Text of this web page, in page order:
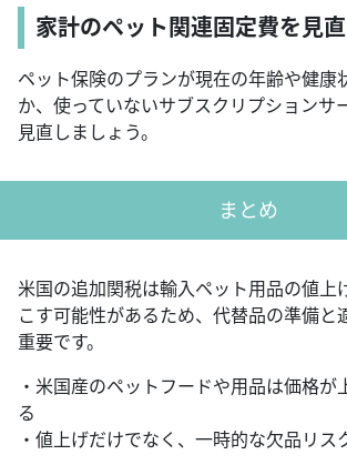
家計のペット関連固定費を見
ペット保険のプランが現在の年齢や健康
か、使っていないサブスクリプションサ
見直しましょう。
まとめ
米国の追加関税は輸入ペット用品の値上
こす可能性があるため、代替品の準備と
重要です。
・米国産のペットフードや用品は価格が
る
・値上げだけでなく、一時的な欠品リス